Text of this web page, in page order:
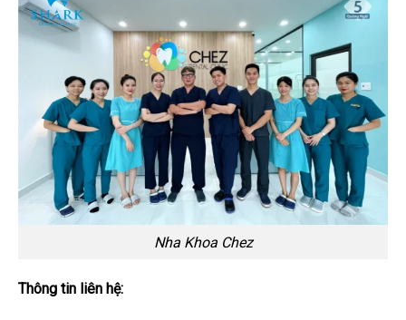
Nha Khoa Chez
Thông tin liên hệ: